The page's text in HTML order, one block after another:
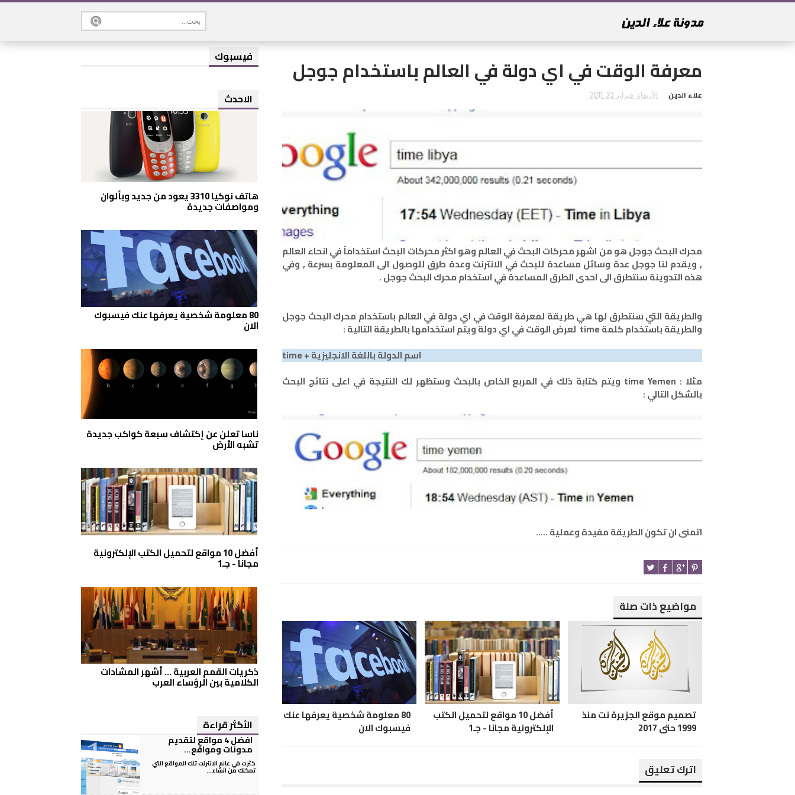
معرفة الوقت في اي دولة في العالم باستخدام جوجل
علاء الدين الأربعاء, فبراير 23, 2011
محرك البحث جوجل هو من اشهر محركات البحث في العالم وهو اكثر محركات البحث استخداماً في انحاء العالم
, ويقدم لنا جوجل عدة وسائل مساعدة للبحث في الانترنت وعدة طرق للوصول الى المعلومة بسرعة , وفي
هذه التدوينة سنتطرق الى احدى الطرق المساعدة في استخدام محرك البحث جوجل .
والطريقة التي سنتطرق لها هي طريقة لمعرفة الوقت في اي دولة في العالم باستخدام محرك البحث جوجل
والطريقة باستخدام كلمة time لعرض الوقت في اي دولة ويتم استخدامها بالطريقة التالية :
time + اسم الدولة باللغة الانجليزية
مثلا : time Yemen ويتم كتابة ذلك في المربع الخاص بالبحث وستظهر لك النتيجة في اعلى نتائج البحث
بالشكل التالي :
اتمنى ان تكون الطريقة مفيدة وعملية .....
مواضيع ذات صلة
80 معلومة شخصية يعرفها عنك
فيسبوك الان
أفضل 10 مواقع لتحميل الكتب
الإلكترونية مجانا - جـ1
تصميم موقع الجزيرة نت منذ
1999 حتى 2017
اترك تعليق
فيسبوك
الاحدث
هاتف نوكيا 3310 يعود من جديد وبألوان
ومواصفات جديدة
80 معلومة شخصية يعرفها عنك فيسبوك
الان
ناسا تعلن عن إكتشاف سبعة كواكب جديدة
تشبه الأرض
أفضل 10 مواقع لتحميل الكتب الإلكترونية
مجانا - جـ1
ذكريات القمم العربية ... أشهر المشادات
الكلامية بين الرؤساء العرب
الأكثر قراءة
افضل 4 مواقع لتقديم
مدونات ومواقع...
كثرت في عالم الانترنت تلك المواقع التي
تمكنك من انشاء...